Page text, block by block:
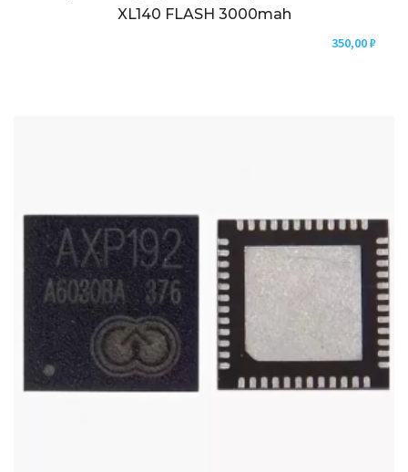
XL140 FLASH 3000mah
350,00₽